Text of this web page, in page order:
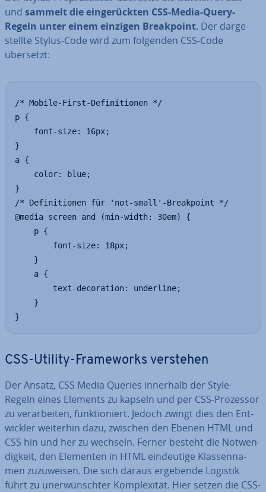
und sammelt die ein­ge­rück­ten CSS-Media-Query-
Regeln unter einem einzigen Break­point. Der dar­ge­
stell­te Stylus-Code wird zum folgenden CSS-Code
übersetzt:
/* Mobile-First-Definitionen */
p {
}
a {
}
/* Definitionen für 'not-small'-Breakpoint */
@media screen and (min-width: 30em) {
}
CSS-Utility-Frame­works verstehen
Der Ansatz, CSS Media Queries innerhalb der Style-
Regeln eines Elements zu kapseln und per CSS-Prozessor
zu ver­ar­bei­ten, funk­tio­niert. Jedoch zwingt dies den Ent­
wick­ler weiterhin dazu, zwischen den Ebenen HTML und
CSS hin und her zu wechseln. Ferner besteht die Not­wen­
dig­keit, den Elementen in HTML ein­deu­ti­ge Klas­sen­na­
men zu­zu­wei­sen. Die sich daraus ergebende Logistik
führt zu un­er­wünsch­ter Kom­ple­xi­tät. Hier setzen die CSS-